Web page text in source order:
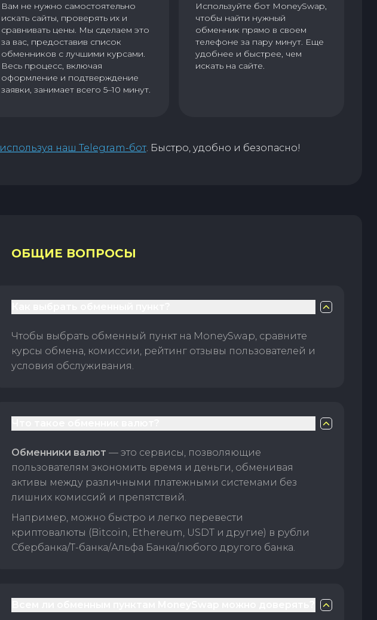
Вам не нужно самостоятельно
искать сайты, проверять их и
сравнивать цены. Мы сделаем это
за вас, предоставив список
обменников с лучшими курсами.
Весь процесс, включая
оформление и подтверждение
заявки, занимает всего 5–10 минут.
Используйте бот MoneySwap,
чтобы найти нужный
обменник прямо в своем
телефоне за пару минут. Еще
удобнее и быстрее, чем
искать на сайте.
используя наш Telegram-бот. Быстро, удобно и безопасно!
ОБЩИЕ ВОПРОСЫ
Чтобы выбрать обменный пункт на MoneySwap, сравните
курсы обмена, комиссии, рейтинг отзывы пользователей и
условия обслуживания.
Обменники валют — это сервисы, позволяющие
пользователям экономить время и деньги, обменивая
активы между различными платежными системами без
лишних комиссий и препятствий.
Например, можно быстро и легко перевести
криптовалюты (Bitcoin, Ethereum, USDT и другие) в рубли
Сбербанка/Т-банка/Альфа Банка/любого другого банка.